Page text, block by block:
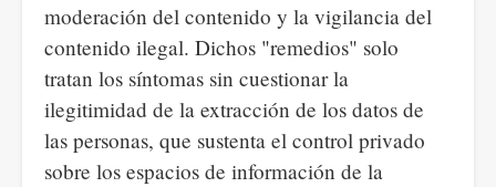
moderación del contenido y la vigilancia del
contenido ilegal. Dichos "remedios" solo
tratan los síntomas sin cuestionar la
ilegitimidad de la extracción de los datos de
las personas, que sustenta el control privado
sobre los espacios de información de la